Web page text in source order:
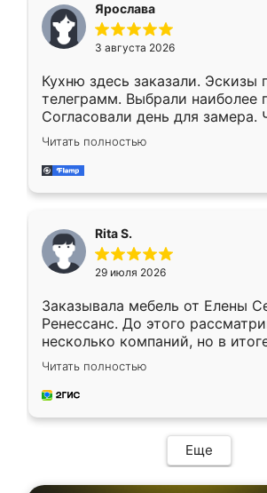
Ярослава
3 августа 2026
Кухню здесь заказали. Эскизы
телеграмм. Выбрали наиболее
Согласовали день для замера.
недели кухня была уже готова.
довольны работой. Спасибо
мебель за качественную работу!
Читать полностью
Rita S.
29 июля 2026
Заказывала мебель от Елены
Ренессанс. До этого
несколько компаний, но в
эту. Сначала обговорили
приехал замерщик, всё
и снял размеры. Изготовили в
мебель сразу встала на свое
каких-либо доработок.
довольна, все выглядит так,
Читать полностью
Еще